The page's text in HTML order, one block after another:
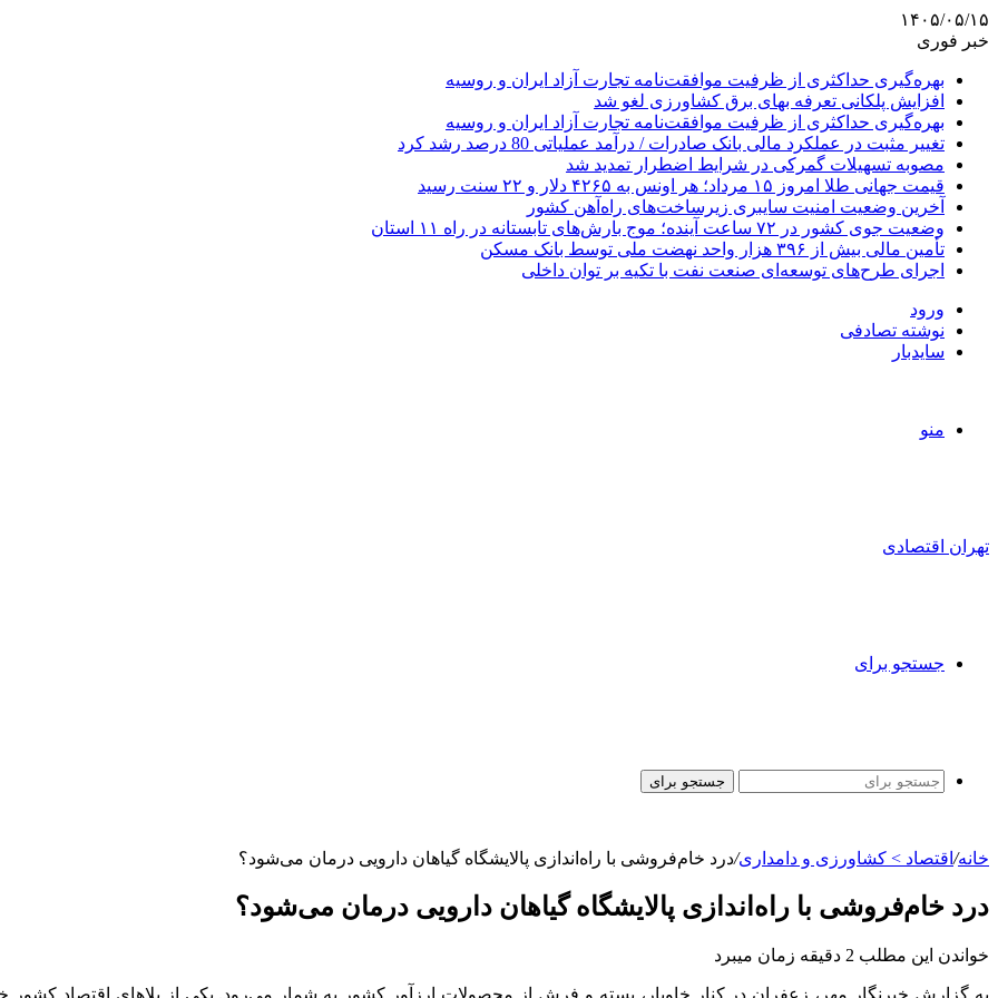
۱۴۰۵/۰۵/۱۵
خبر فوری
بهره‌گیری حداکثری از ظرفیت موافقت‌نامه تجارت آزاد ایران و روسیه
افزایش پلکانی تعرفه بهای برق کشاورزی لغو شد
بهره‌گیری حداکثری از ظرفیت موافقت‌نامه تجارت آزاد ایران و روسیه
تغییر مثبت در عملکرد مالی بانک صادرات / درآمد عملیاتی 80 درصد رشد کرد
مصوبه تسهیلات گمرکی در شرایط اضطرار تمدید شد
قیمت جهانی طلا امروز ۱۵ مرداد؛ هر اونس به ۴۲۶۵ دلار و ۲۲ سنت رسید
آخرین وضعیت امنیت سایبری زیرساخت‌های راه‌آهن کشور
وضعیت جوی کشور در ۷۲ ساعت آینده؛ موج بارش‌های تابستانه در راه ۱۱ استان
تأمین مالی بیش از ۳۹۶ هزار واحد نهضت ملی توسط بانک مسکن
اجرای طرح‌های توسعه‌ای صنعت نفت با تکیه بر توان داخلی
ورود
نوشته تصادفی
سایدبار
منو
تهران اقتصادی
جستجو برای
جستجو برای
خانه/ اقتصاد > کشاورزی و دامداری/درد خام‌فروشی با راه‌اندازی پالایشگاه گیاهان دارویی درمان می‌شود؟
درد خام‌فروشی با راه‌اندازی پالایشگاه گیاهان دارویی درمان می‌شود؟
خواندن این مطلب 2 دقیقه زمان میبرد
به گزارش خبرنگار مهر، زعفران در کنار خاویار، پسته و فرش از محصولات ارزآور کشور به شمار می‌رود. یکی از بلاهای اقتصاد